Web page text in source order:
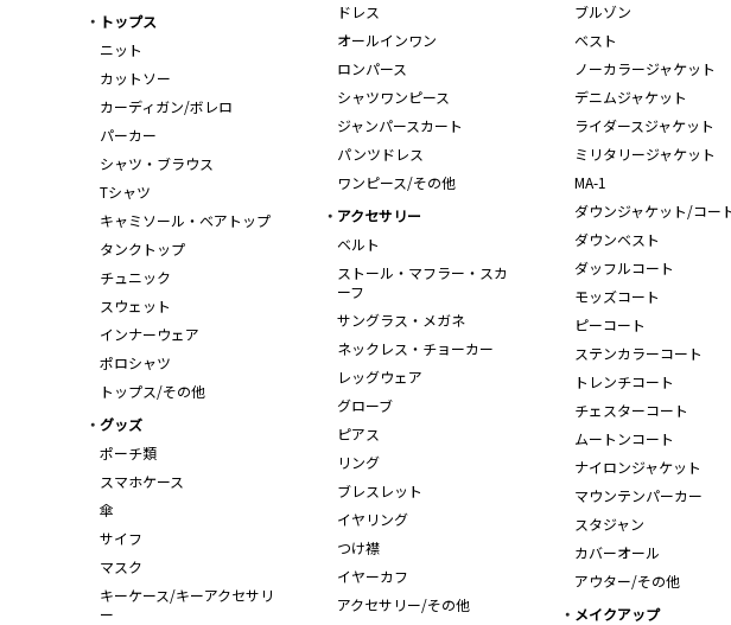
トップス
ニット
カットソー
カーディガン/ボレロ
パーカー
シャツ・ブラウス
Tシャツ
キャミソール・ベアトップ
タンクトップ
チュニック
スウェット
インナーウェア
ポロシャツ
トップス/その他
ドレス
オールインワン
ロンパース
シャツワンピース
ジャンパースカート
パンツドレス
ワンピース/その他
ブルゾン
ベスト
ノーカラージャケット
デニムジャケット
ライダースジャケット
ミリタリージャケット
MA-1
ダウンジャケット/コー
ダウンベスト
ダッフルコート
モッズコート
ピーコート
ステンカラーコート
トレンチコート
チェスターコート
ムートンコート
ナイロンジャケット
マウンテンパーカー
スタジャン
カバーオール
アウター/その他
アクセサリー
ベルト
ストール・マフラー・スカ
ーフ
サングラス・メガネ
ネックレス・チョーカー
レッグウェア
グローブ
ピアス
リング
ブレスレット
イヤリング
つけ襟
イヤーカフ
アクセサリー/その他
グッズ
ポーチ類
スマホケース
傘
サイフ
マスク
キーケース/キーアクセサリ
ー
メイクアップ